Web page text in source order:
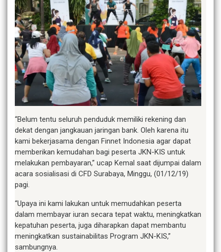
“Belum tentu seluruh penduduk memiliki rekening dan
dekat dengan jangkauan jaringan bank. Oleh karena itu
kami bekerjasama dengan Finnet Indonesia agar dapat
memberikan kemudahan bagi peserta JKN-KIS untuk
melakukan pembayaran,” ucap Kemal saat dijumpai dalam
acara sosialisasi di CFD Surabaya, Minggu, (01/12/19)
pagi.
“Upaya ini kami lakukan untuk memudahkan peserta
dalam membayar iuran secara tepat waktu, meningkatkan
kepatuhan peserta, juga diharapkan dapat membantu
meningkatkan sustainabilitas Program JKN-KIS,”
sambungnya.